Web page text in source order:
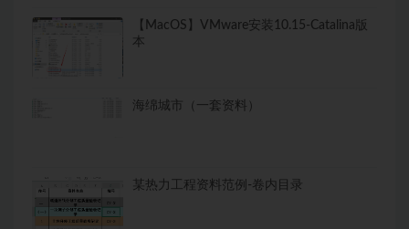
【MacOS】VMware安装10.15-Catalina版
本
海绵城市（一套资料）
某热力工程资料范例-卷内目录